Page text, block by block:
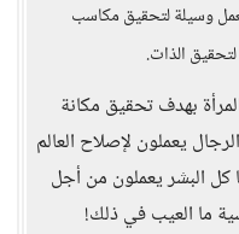
وسيلة لتحقيق مكاسب
الذات.
بهدف تحقيق مكانة
يعملون لإصلاح العالم
كل البشر يعملون من أجل
ما العيب في ذلك!